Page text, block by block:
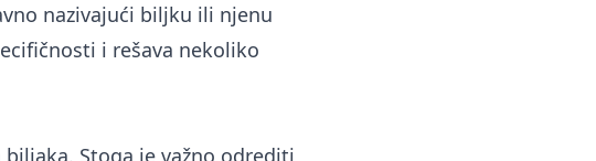
nazivajući biljku ili njenu
i rešava nekoliko
Stoga je važno odrediti